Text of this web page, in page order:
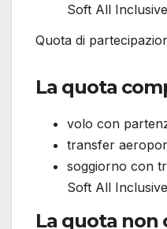
Soft All
Quota di
La quota
volo con
transfer
soggiorno con
Soft All
La quota non